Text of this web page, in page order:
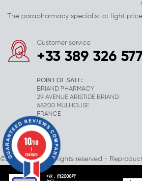
The parapharmacy specialist at light
Customer service
+33 389 326 577
POINT OF SALE:
BRIAND PHARMACY
29 AVENUE ARISTIDE BRIAND
68200 MULHOUSE
FRANCE
©2007-2025 - All rights reserved -
10/10
1
reviews